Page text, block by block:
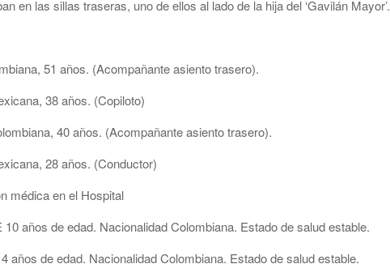
en las sillas traseras, uno de ellos al lado de la hija del ‘Gavilán Mayor’.
51 años. (Acompañante asiento trasero).
38 años. (Copiloto)
40 años. (Acompañante asiento trasero).
28 años. (Conductor)
médica en el Hospital
años de edad. Nacionalidad Colombiana. Estado de salud estable.
años de edad. Nacionalidad Colombiana. Estado de salud estable.